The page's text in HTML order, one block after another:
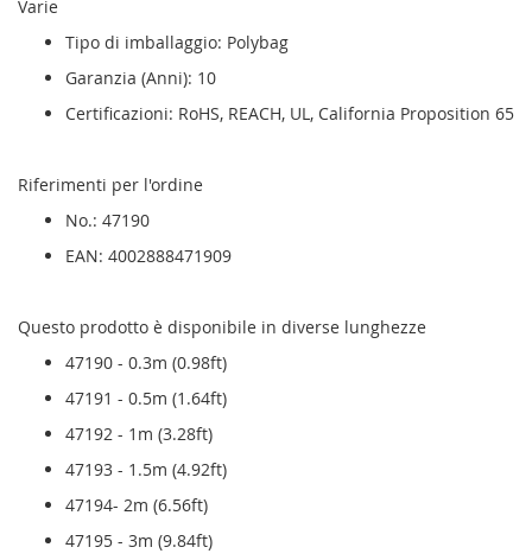
Varie
Tipo di imballaggio: Polybag
Garanzia (Anni): 10
Certificazioni: RoHS, REACH, UL, California Proposition 65
Riferimenti per l'ordine
No.: 47190
EAN: 4002888471909
Questo prodotto è disponibile in diverse lunghezze
47190 - 0.3m (0.98ft)
47191 - 0.5m (1.64ft)
47192 - 1m (3.28ft)
47193 - 1.5m (4.92ft)
47194- 2m (6.56ft)
47195 - 3m (9.84ft)